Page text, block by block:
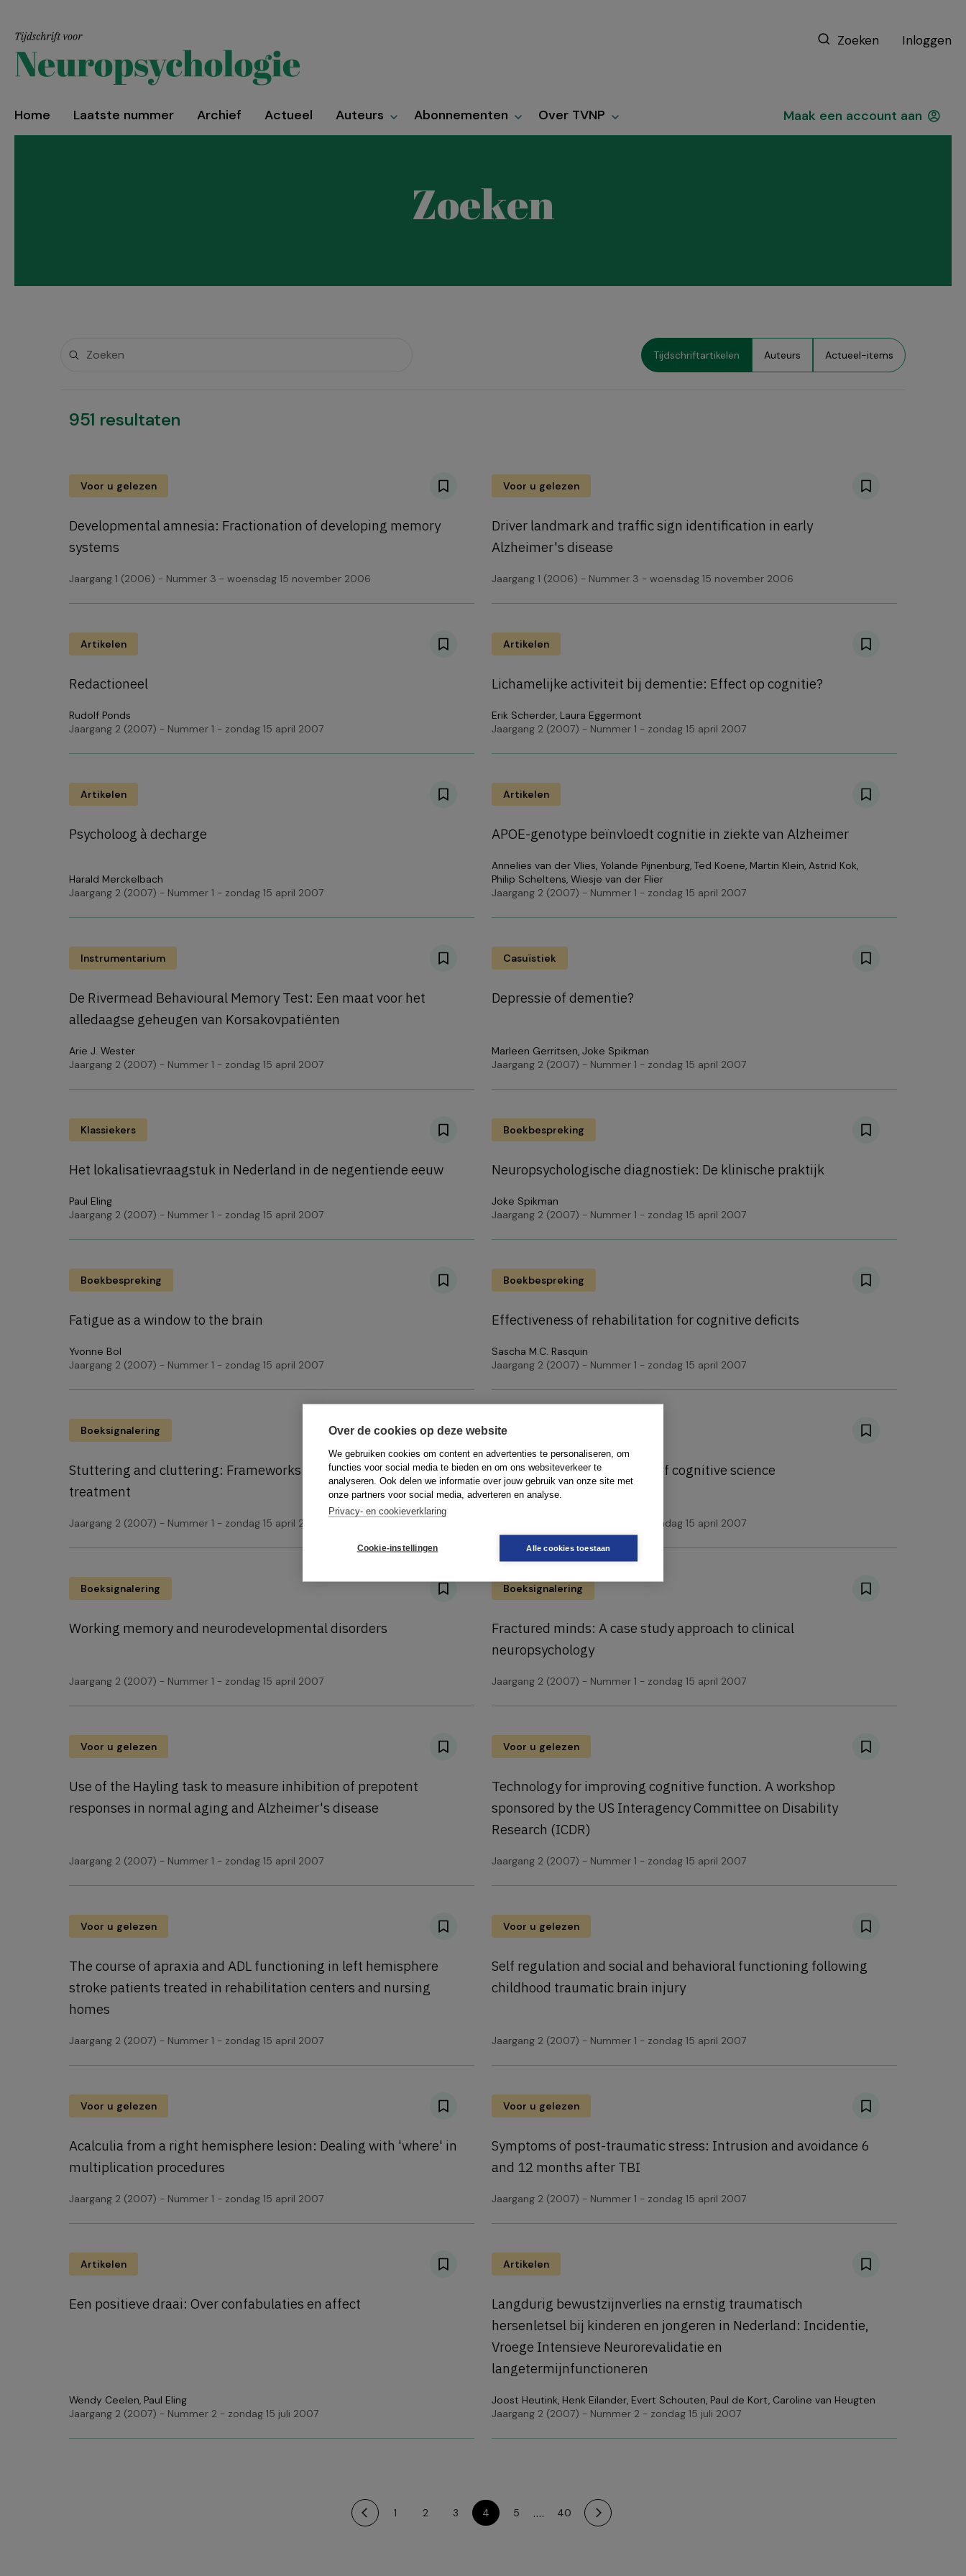
Over de cookies op deze website
We gebruiken cookies om content en advertenties te personaliseren, om
functies voor social media te bieden en om ons websiteverkeer te
analyseren. Ook delen we informatie over jouw gebruik van onze site met
onze partners voor social media, adverteren en analyse.
Privacy- en cookieverklaring
Cookie-instellingen Alle cookies toestaan
Zoeken Inloggen
Home Laatste nummer Archief Actueel Auteurs Abonnementen Over TVNP Maak een account aan
Zoeken
Tijdschriftartikelen Auteurs Actueel-items
951 resultaten
Voor u gelezen
Developmental amnesia: Fractionation of developing memory
systems
Jaargang 1 (2006) - Nummer 3 - woensdag 15 november 2006
Voor u gelezen
Driver landmark and traffic sign identification in early
Alzheimer's disease
Jaargang 1 (2006) - Nummer 3 - woensdag 15 november 2006
Artikelen
Redactioneel
Rudolf Ponds
Jaargang 2 (2007) - Nummer 1 - zondag 15 april 2007
Artikelen
Lichamelijke activiteit bij dementie: Effect op cognitie?
Erik Scherder, Laura Eggermont
Jaargang 2 (2007) - Nummer 1 - zondag 15 april 2007
Artikelen
Psycholoog à decharge
Harald Merckelbach
Jaargang 2 (2007) - Nummer 1 - zondag 15 april 2007
Artikelen
APOE-genotype beïnvloedt cognitie in ziekte van Alzheimer
Annelies van der Vlies, Yolande Pijnenburg, Ted Koene, Martin Klein, Astrid Kok,
Philip Scheltens, Wiesje van der Flier
Jaargang 2 (2007) - Nummer 1 - zondag 15 april 2007
Instrumentarium
De Rivermead Behavioural Memory Test: Een maat voor het
alledaagse geheugen van Korsakovpatiënten
Arie J. Wester
Jaargang 2 (2007) - Nummer 1 - zondag 15 april 2007
Casuïstiek
Depressie of dementie?
Marleen Gerritsen, Joke Spikman
Jaargang 2 (2007) - Nummer 1 - zondag 15 april 2007
Klassiekers
Het lokalisatievraagstuk in Nederland in de negentiende eeuw
Paul Eling
Jaargang 2 (2007) - Nummer 1 - zondag 15 april 2007
Boekbespreking
Neuropsychologische diagnostiek: De klinische praktijk
Joke Spikman
Jaargang 2 (2007) - Nummer 1 - zondag 15 april 2007
Boekbespreking
Fatigue as a window to the brain
Yvonne Bol
Jaargang 2 (2007) - Nummer 1 - zondag 15 april 2007
Boekbespreking
Effectiveness of rehabilitation for cognitive deficits
Sascha M.C. Rasquin
Jaargang 2 (2007) - Nummer 1 - zondag 15 april 2007
Boeksignalering
Stuttering and cluttering: Frameworks for understanding and
treatment
Jaargang 2 (2007) - Nummer 1 - zondag 15 april 2007
Boeksignalering
Mind as machine: A history of cognitive science
Jaargang 2 (2007) - Nummer 1 - zondag 15 april 2007
Boeksignalering
Working memory and neurodevelopmental disorders
Jaargang 2 (2007) - Nummer 1 - zondag 15 april 2007
Boeksignalering
Fractured minds: A case study approach to clinical
neuropsychology
Jaargang 2 (2007) - Nummer 1 - zondag 15 april 2007
Voor u gelezen
Use of the Hayling task to measure inhibition of prepotent
responses in normal aging and Alzheimer's disease
Jaargang 2 (2007) - Nummer 1 - zondag 15 april 2007
Voor u gelezen
Technology for improving cognitive function. A workshop
sponsored by the US Interagency Committee on Disability
Research (ICDR)
Jaargang 2 (2007) - Nummer 1 - zondag 15 april 2007
Voor u gelezen
The course of apraxia and ADL functioning in left hemisphere
stroke patients treated in rehabilitation centers and nursing
homes
Jaargang 2 (2007) - Nummer 1 - zondag 15 april 2007
Voor u gelezen
Self regulation and social and behavioral functioning following
childhood traumatic brain injury
Jaargang 2 (2007) - Nummer 1 - zondag 15 april 2007
Voor u gelezen
Acalculia from a right hemisphere lesion: Dealing with 'where' in
multiplication procedures
Jaargang 2 (2007) - Nummer 1 - zondag 15 april 2007
Voor u gelezen
Symptoms of post-traumatic stress: Intrusion and avoidance 6
and 12 months after TBI
Jaargang 2 (2007) - Nummer 1 - zondag 15 april 2007
Artikelen
Een positieve draai: Over confabulaties en affect
Wendy Ceelen, Paul Eling
Jaargang 2 (2007) - Nummer 2 - zondag 15 juli 2007
Artikelen
Langdurig bewustzijnverlies na ernstig traumatisch
hersenletsel bij kinderen en jongeren in Nederland: Incidentie,
Vroege Intensieve Neurorevalidatie en
langetermijnfunctioneren
Joost Heutink, Henk Eilander, Evert Schouten, Paul de Kort, Caroline van Heugten
Jaargang 2 (2007) - Nummer 2 - zondag 15 juli 2007
1 2 3 4 5 .... 40